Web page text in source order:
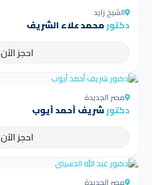
الشيخ زايد
دكتورمحمد علاء الشريف
احجز الآن
مصر الجديدة
دكتورشريف أحمد أيوب
احجز الآن
مصر الجديدة